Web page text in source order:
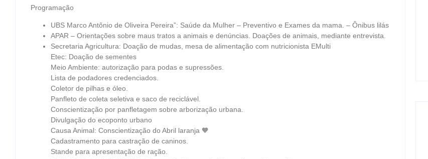
Programação
UBS Marco Antônio de Oliveira Pereira”: Saúde da Mulher – Preventivo e Exames da mama. – Ônibus lilás
APAR – Orientações sobre maus tratos a animais e denúncias. Doações de animais, mediante entrevista.
Secretaria Agricultura: Doação de mudas, mesa de alimentação com nutricionista EMulti
Etec: Doação de sementes
Meio Ambiente: autorização para podas e supressões.
Lista de podadores credenciados.
Coletor de pilhas e óleo.
Panfleto de coleta seletiva e saco de reciclável.
Conscientização por panfletagem sobre arborização urbana.
Divulgação do ecoponto urbano
Causa Animal: Conscientização do Abril laranja 🧡
Cadastramento para castração de caninos.
Stande para apresentação de ração.